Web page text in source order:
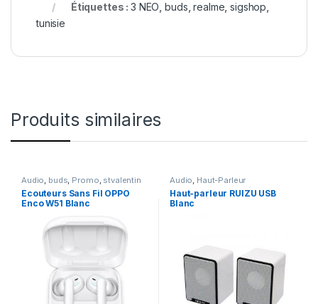
Étiquettes :3 NEO, buds,realme,sigshop,
tunisie
Produits similaires
Audio, buds, Promo, stvalentin
Écouteurs Sans Fil OPPO
Enco W51 Blanc
Audio, Haut-Parleur
Haut-parleur RUIZU USB
Blanc